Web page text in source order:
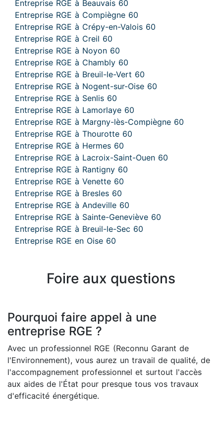
Entreprise RGE à Beauvais 60
Entreprise RGE à Compiègne 60
Entreprise RGE à Crépy-en-Valois 60
Entreprise RGE à Creil 60
Entreprise RGE à Noyon 60
Entreprise RGE à Chambly 60
Entreprise RGE à Breuil-le-Vert 60
Entreprise RGE à Nogent-sur-Oise 60
Entreprise RGE à Senlis 60
Entreprise RGE à Lamorlaye 60
Entreprise RGE à Margny-lès-Compiègne 60
Entreprise RGE à Thourotte 60
Entreprise RGE à Hermes 60
Entreprise RGE à Lacroix-Saint-Ouen 60
Entreprise RGE à Rantigny 60
Entreprise RGE à Venette 60
Entreprise RGE à Bresles 60
Entreprise RGE à Andeville 60
Entreprise RGE à Sainte-Geneviève 60
Entreprise RGE à Breuil-le-Sec 60
Entreprise RGE en Oise 60
Foire aux questions
Pourquoi faire appel à une
entreprise RGE ?
Avec un professionnel RGE (Reconnu Garant de
l'Environnement), vous aurez un travail de qualité, de
l'accompagnement professionnel et surtout l'accès
aux aides de l'État pour presque tous vos travaux
d'efficacité énergétique.